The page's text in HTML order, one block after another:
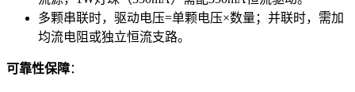
多颗串联时，驱动电压=单颗电压×数量；并联时，需加
均流电阻或独立恒流支路。
可靠性保障：